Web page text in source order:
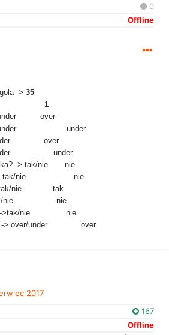
0
Offline
-> 35
-> 1x2 1
under over
over/under under
under over
under under
-> tak/nie nie
-> tak/nie nie
-> tak/nie tak
-> tak/nie nie
->tak/nie nie
-> over/under over
2017
167
Offline